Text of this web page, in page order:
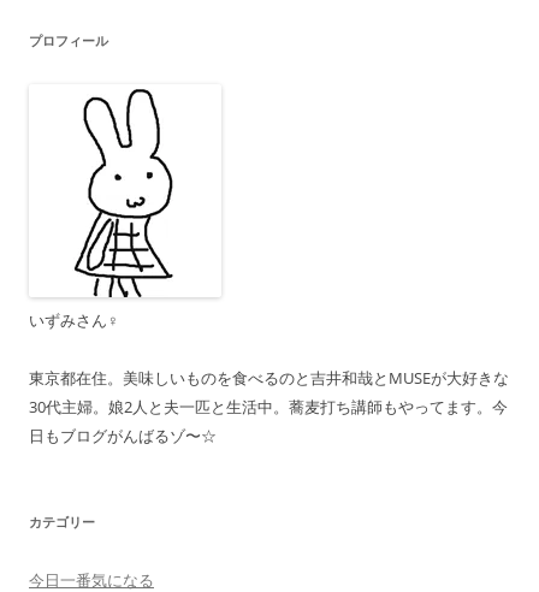
ー
プロフィール
いずみさん♀
東京都在住。美味しいものを食べるのと吉井和哉とMUSEが大好きな
30代主婦。娘2人と夫一匹と生活中。蕎麦打ち講師もやってます。今
日もブログがんばるゾ〜☆
カテゴリー
今日一番気になる